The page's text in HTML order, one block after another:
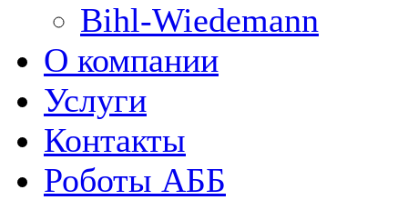
Bihl-Wiedemann
О компании
Услуги
Контакты
Роботы АББ